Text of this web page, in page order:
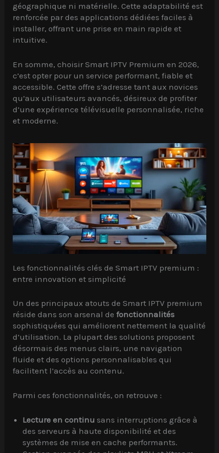
géographique ni matérielle. Cette adaptabilité est
renforcée par des applications dédiées faciles à
installer, offrant une prise en main rapide et
intuitive.
En somme, choisir Smart IPTV Premium en 2026,
c’est opter pour un service performant, fiable et
accessible. Cette offre s’adresse tant aux novices
qu’aux utilisateurs avancés, désireux de profiter
d’une expérience télévisuelle personnalisée, riche
et moderne.
Les fonctionnalités clés de Smart IPTV premium :
entre innovation et simplicité
Un des principaux atouts de Smart IPTV premium
réside dans son arsenal defonctionnalités
sophistiquées qui améliorent nettement la qualité
d’utilisation. La plupart des solutions proposent
désormais des menus clairs, une navigation
fluide et des options personnalisables qui
facilitent l’accès au contenu.
Parmi ces fonctionnalités, on retrouve :
Lecture en continu sans interruptions grâce à
des serveurs à haute disponibilité et des
systèmes de mise en cache performants.